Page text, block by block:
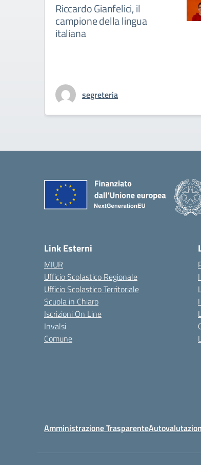
Riccardo Gianfelici, il
campione della lingua
italiana
segreteria
Link Esterni
MIUR
Ufficio Scolastico Regionale
Ufficio Scolastico Territoriale
Scuola in Chiaro
Iscrizioni On Line
Invalsi
Comune
Amministrazione Trasparente